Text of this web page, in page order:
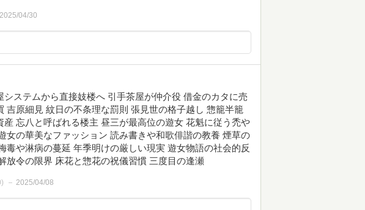
2025/04/30
ステムから直接妓楼へ 引手茶屋が仲介役 借金のカタに売
吉原細見 紋日の不条理な罰則 張見世の格子越し 惣籠半籠
忘八と呼ばれる楼主 昼三が最高位の遊女 花魁に従う禿や
女の華美なファッション 読み書きや和歌俳諧の教養 煙草の
毒や淋病の蔓延 年季明けの厳しい現実 遊女物語の社会的反
放令の限界 床花と惣花の祝儀習慣 三度目の逢瀬
) 2025/04/08